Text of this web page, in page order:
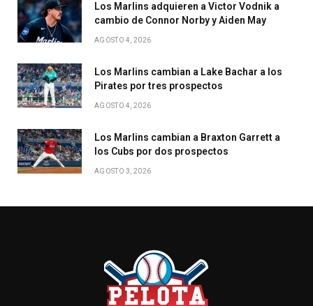
Los Marlins adquieren a Victor Vodnik a
cambio de Connor Norby y Aiden May
AGOSTO 4, 2026
Los Marlins cambian a Lake Bachar a los
Pirates por tres prospectos
AGOSTO 4, 2026
Los Marlins cambian a Braxton Garrett a
los Cubs por dos prospectos
AGOSTO 3, 2026